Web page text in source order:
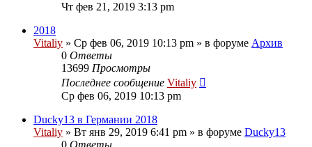
Чт фев 21, 2019 3:13 pm
2018
Vitaliy » Ср фев 06, 2019 10:13 pm » в форуме Архив
0 Ответы
13699 Просмотры
Последнее сообщение Vitaliy
Ср фев 06, 2019 10:13 pm
Ducky13 в Германии 2018
Vitaliy » Вт янв 29, 2019 6:41 pm » в форуме Ducky13
0 Ответы